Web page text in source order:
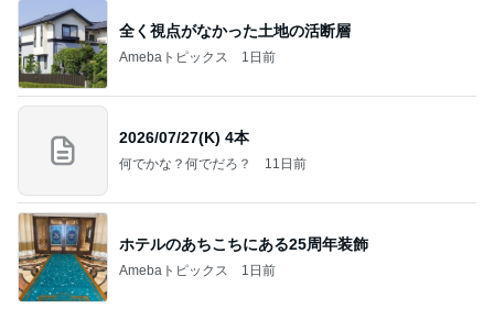
全く視点がなかった土地の活断層
Amebaトピックス 1日前
2026/07/27(K) 4本
何でかな？何でだろ？ 11日前
ホテルのあちこちにある25周年装飾
Amebaトピックス 1日前